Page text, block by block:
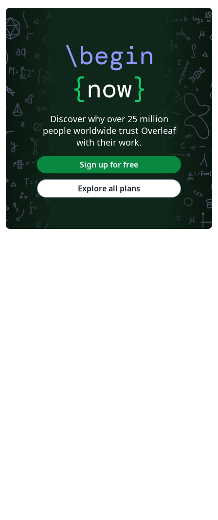
\begin
{now}
Discover why over 25 million
people worldwide trust Overleaf
with their work.
Sign up for free
Explore all plans